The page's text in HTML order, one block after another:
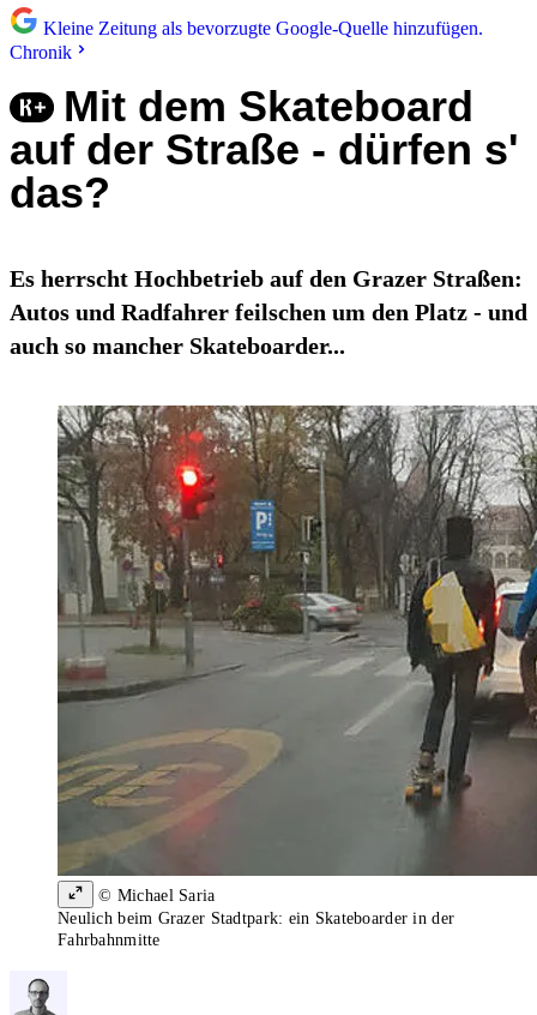
Kleine Zeitung als bevorzugte Google-Quelle hinzufügen.
Chronik
Mit dem Skateboard
auf der Straße - dürfen s'
das?
Es herrscht Hochbetrieb auf den Grazer Straßen:
Autos und Radfahrer feilschen um den Platz - und
auch so mancher Skateboarder...
© Michael Saria
Neulich beim Grazer Stadtpark: ein Skateboarder in der
Fahrbahnmitte